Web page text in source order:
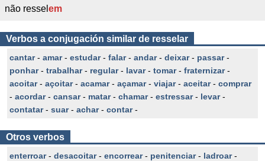
não ressel em
Verbos a conjugación similar de resselar
cantar- amar- estudar- falar- andar- deixar- passar-
ponhar- trabalhar- regular- lavar- tomar- fraternizar-
acoitar- açoitar- acamar- açamar- viajar- aceitar- comprar
- acordar- cansar- matar- chamar- estressar- levar-
contatar- suar- achar- contar-
Otros verbos
enterroar- desacoitar- encorrear- penitenciar- ladroar-